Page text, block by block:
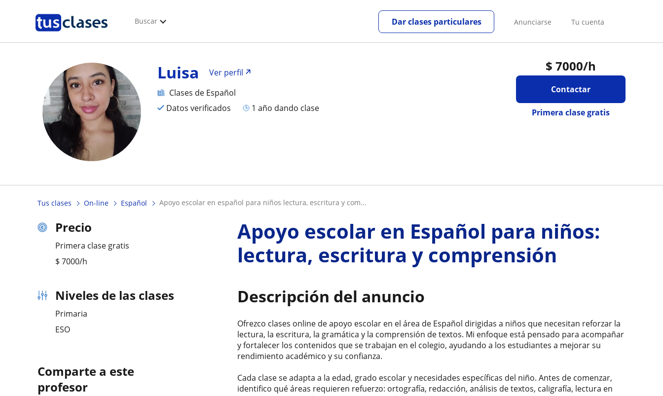
Buscar Anunciarse Tu cuenta
Dar clases particulares
$ 7000/h
Contactar
Primera clase gratis
Luisa
Ver perfil
Clases de Español
Datos verificados
1 año dando clase
Tus clases On-line Español apoyo escolar en español para niños lectura, escritura y com...
Precio
Primera clase gratis
$ 7000/h
Niveles de las clases
Primaria
ESO
Comparte a este
profesor
Apoyo escolar en Español para niños:
lectura, escritura y comprensión
Descripción del anuncio
Ofrezco clases online de apoyo escolar en el área de Español dirigidas a niños que necesitan reforzar la
lectura, la escritura, la gramática y la comprensión de textos. Mi enfoque está pensado para acompañar
y fortalecer los contenidos que se trabajan en el colegio, ayudando a los estudiantes a mejorar su
rendimiento académico y su confianza.
Cada clase se adapta a la edad, grado escolar y necesidades específicas del niño. Antes de comenzar,
identifico qué áreas requieren refuerzo: ortografía, redacción, análisis de textos, caligrafía, lectura en